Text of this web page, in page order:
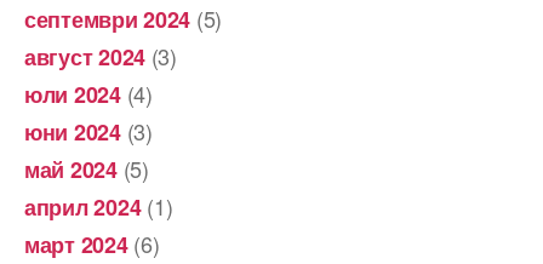
септември 2024 (5)
август 2024 (3)
юли 2024(4)
юни 2024(3)
май 2024(5)
април 2024(1)
март 2024(6)